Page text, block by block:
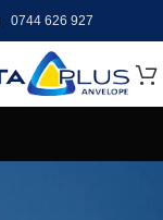
0744 626 927